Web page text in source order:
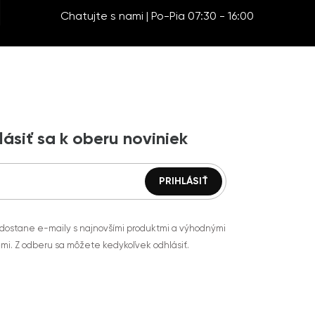
Chatujte s nami | Po-Pia 07:30 - 16:00
sa k oberu noviniek
e-maily s najnovšími produktmi a výhodnými
Z odberu sa môžete kedykoľvek odhlásiť.